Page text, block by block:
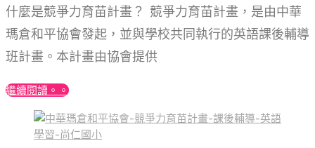
什麼是競爭力育苗計畫？ 競爭力育苗計畫，是由中華
瑪倉和平協會發起，並與學校共同執行的英語課後輔導
班計畫。本計畫由協會提供
繼續閱讀。。